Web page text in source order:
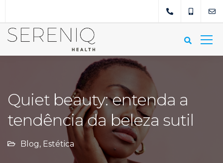
Quiet beauty: entenda a
tendência da beleza sutil
Blog, Estética